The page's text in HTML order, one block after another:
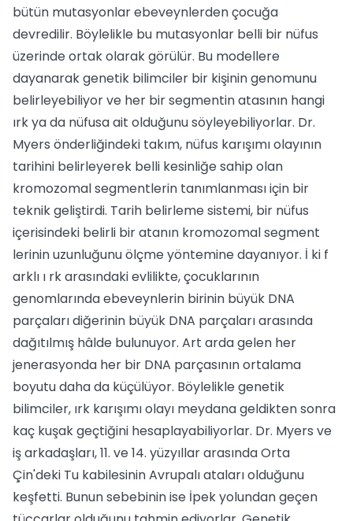
bütün mutasyonlar ebeveynlerden çocuğa
devredilir. Böylelikle bu mutasyonlar belli bir nüfus
üzerinde ortak olarak görülür. Bu modellere
dayanarak genetik bilimciler bir kişinin genomunu
belirleyebiliyor ve her bir segmentin atasının hangi
ırk ya da nüfusa ait olduğunu söyleyebiliyorlar. Dr.
Myers önderliğindeki takım, nüfus karışımı olayının
tarihini belirleyerek belli kesinliğe sahip olan
kromozomal segmentlerin tanımlanması için bir
teknik geliştirdi. Tarih belirleme sistemi, bir nüfus
içerisindeki belirli bir atanın kromozomal segment
lerinin uzunluğunu ölçme yöntemine dayanıyor. İ ki f
arklı ı rk arasındaki evlilikte, çocuklarının
genomlarında ebeveynlerin birinin büyük DNA
parçaları diğerinin büyük DNA parçaları arasında
dağıtılmış hâlde bulunuyor. Art arda gelen her
jenerasyonda her bir DNA parçasının ortalama
boyutu daha da küçülüyor. Böylelikle genetik
bilimciler, ırk karışımı olayı meydana geldikten sonra
kaç kuşak geçtiğini hesaplayabiliyorlar. Dr. Myers ve
iş arkadaşları, 11. ve 14. yüzyıllar arasında Orta
Çin'deki Tu kabilesinin Avrupalı ataları olduğunu
keşfetti. Bunun sebebinin ise İpek yolundan geçen